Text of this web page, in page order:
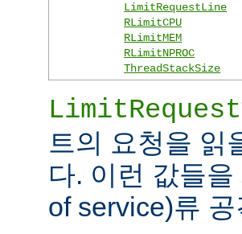
LimitRequestLine
RLimitCPU
RLimitMEM
RLimitNPROC
ThreadStackSize
LimitRequest
트의 요청을 읽
다. 이런 값들
of service)류